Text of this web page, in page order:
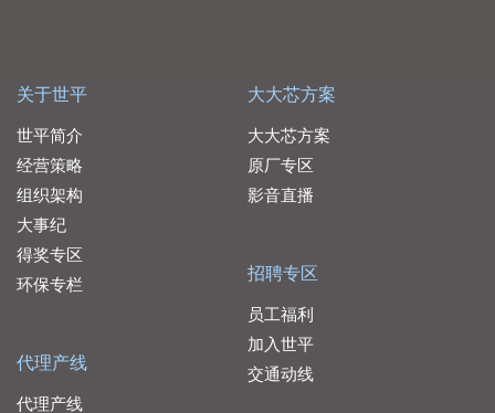
关于世平
世平简介
经营策略
组织架构
大事纪
得奖专区
环保专栏
代理产线
代理产线
大大芯方案
大大芯方案
原厂专区
影音直播
招聘专区
员工福利
加入世平
交通动线